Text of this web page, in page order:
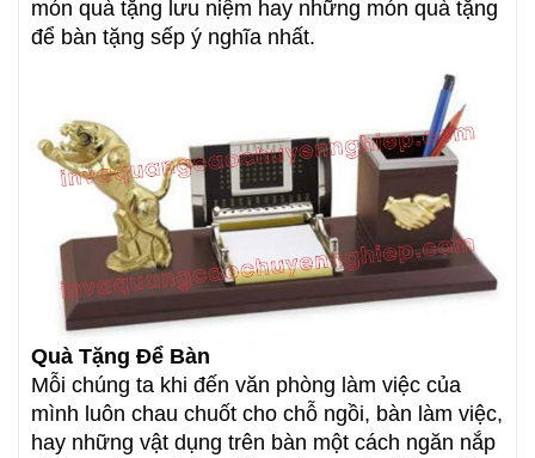
món quà tặng lưu niệm hay những món quà tặng
để bàn tặng sếp ý nghĩa nhất.
Quà Tặng Để Bàn
Mỗi chúng ta khi đến văn phòng làm việc của
mình luôn chau chuốt cho chỗ ngồi, bàn làm việc,
hay những vật dụng trên bàn một cách ngăn nắp